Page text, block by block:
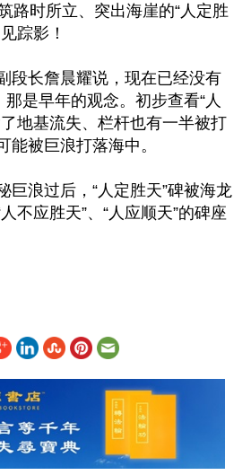
路时所立、突出海崖的“人定胜
踪影！
段长詹晨耀说，现在已经没有
那是早年的观念。初步查看“人
地基流失、栏杆也有一半被打
能被巨浪打落海中。
巨浪过后，“人定胜天”碑被海龙
不应胜天”、“人应顺天”的碑座